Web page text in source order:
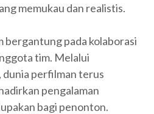
memukau dan realistis.
bergantung pada kolaborasi
tim. Melalui
dunia perfilman terus
pengalaman
bagi penonton.